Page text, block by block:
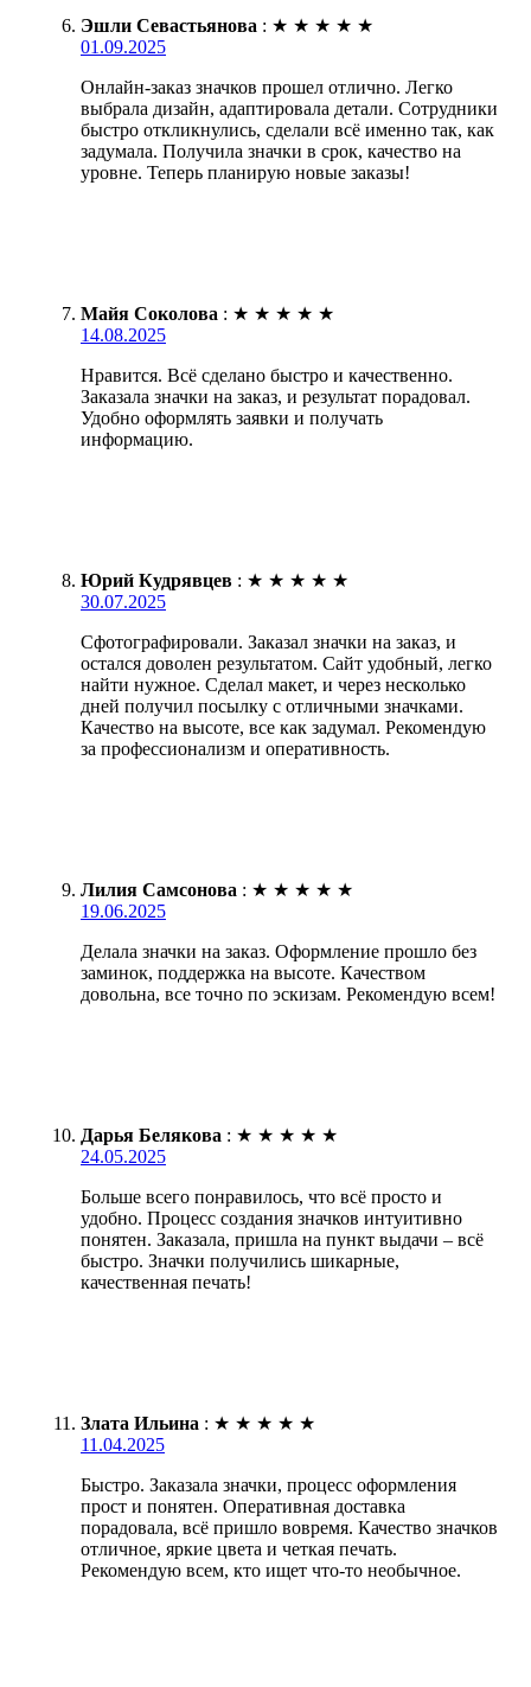
Эшли Севастьянова : ★ ★ ★ ★ ★
01.09.2025
Онлайн-заказ значков прошел отлично. Легко
выбрала дизайн, адаптировала детали. Сотрудники
быстро откликнулись, сделали всё именно так, как
задумала. Получила значки в срок, качество на
уровне. Теперь планирую новые заказы!
Майя Соколова : ★ ★ ★ ★ ★
14.08.2025
Нравится. Всё сделано быстро и качественно.
Заказала значки на заказ, и результат порадовал.
Удобно оформлять заявки и получать
информацию.
Юрий Кудрявцев : ★ ★ ★ ★ ★
30.07.2025
Сфотографировали. Заказал значки на заказ, и
остался доволен результатом. Сайт удобный, легко
найти нужное. Сделал макет, и через несколько
дней получил посылку с отличными значками.
Качество на высоте, все как задумал. Рекомендую
за профессионализм и оперативность.
Лилия Самсонова : ★ ★ ★ ★ ★
19.06.2025
Делала значки на заказ. Оформление прошло без
заминок, поддержка на высоте. Качеством
довольна, все точно по эскизам. Рекомендую всем!
Дарья Белякова : ★ ★ ★ ★ ★
24.05.2025
Больше всего понравилось, что всё просто и
удобно. Процесс создания значков интуитивно
понятен. Заказала, пришла на пункт выдачи – всё
быстро. Значки получились шикарные,
качественная печать!
Злата Ильина : ★ ★ ★ ★ ★
11.04.2025
Быстро. Заказала значки, процесс оформления
прост и понятен. Оперативная доставка
порадовала, всё пришло вовремя. Качество значков
отличное, яркие цвета и четкая печать.
Рекомендую всем, кто ищет что-то необычное.